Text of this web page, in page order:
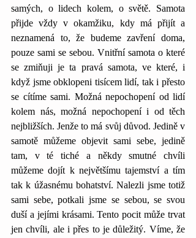
samých, o lidech kolem, o světě. Samota
přijde vždy v okamžiku, kdy má přijít a
neznamená to, že budeme zavření doma,
pouze sami se sebou. Vnitřní samota o které
se zmiňuji je ta pravá samota, ve které, i
když jsme obklopeni tisícem lidí, tak i přesto
se cítíme sami. Možná nepochopení od lidí
kolem nás, možná nepochopení i od těch
nejbližších. Jenže to má svůj důvod. Jedině v
samotě můžeme objevit sami sebe, jedině
tam, v té tiché a někdy smutné chvíli
můžeme dojít k největšímu tajemství a tím
tak k úžasnému bohatství. Nalezli jsme totiž
sami sebe, potkali jsme se sebou, se svou
duší a jejími krásami. Tento pocit může trvat
jen chvíli, ale i přes to je důležitý. Víme, že